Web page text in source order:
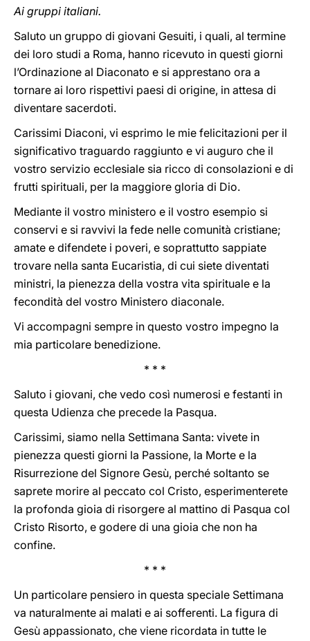
Ai gruppi italiani.
Saluto un gruppo di giovani Gesuiti, i quali, al termine
dei loro studi a Roma, hanno ricevuto in questi giorni
l’Ordinazione al Diaconato e si apprestano ora a
tornare ai loro rispettivi paesi di origine, in attesa di
diventare sacerdoti.
Carissimi Diaconi, vi esprimo le mie felicitazioni per il
significativo traguardo raggiunto e vi auguro che il
vostro servizio ecclesiale sia ricco di consolazioni e di
frutti spirituali, per la maggiore gloria di Dio.
Mediante il vostro ministero e il vostro esempio si
conservi e si ravvivi la fede nelle comunità cristiane;
amate e difendete i poveri, e soprattutto sappiate
trovare nella santa Eucaristia, di cui siete diventati
ministri, la pienezza della vostra vita spirituale e la
fecondità del vostro Ministero diaconale.
Vi accompagni sempre in questo vostro impegno la
mia particolare benedizione.
* * *
Saluto i giovani, che vedo così numerosi e festanti in
questa Udienza che precede la Pasqua.
Carissimi, siamo nella Settimana Santa: vivete in
pienezza questi giorni la Passione, la Morte e la
Risurrezione del Signore Gesù, perché soltanto se
saprete morire al peccato col Cristo, esperimenterete
la profonda gioia di risorgere al mattino di Pasqua col
Cristo Risorto, e godere di una gioia che non ha
confine.
* * *
Un particolare pensiero in questa speciale Settimana
va naturalmente ai malati e ai sofferenti. La figura di
Gesù appassionato, che viene ricordata in tutte le